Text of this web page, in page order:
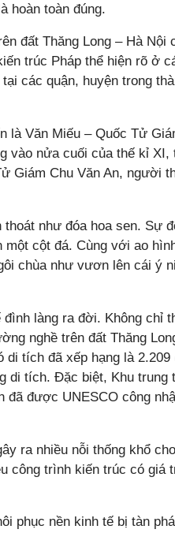
hoàn toàn đúng.
đất Thăng Long – Hà Nội
trúc Pháp thể hiện rõ ở
các quận, huyện trong
là Văn Miếu – Quốc Tử
vào nửa cuối của thế kỉ XI,
Giám Chu Văn An, người
như đóa hoa sen. Sự
cột đá. Cùng với ao
chùa như vươn lên cái ý
làng ra đời. Không chỉ
nghề trên đất Thăng
tích đã xếp hạng là 2.209
di tích. Đặc biệt, Khu trung
đã được UNESCO công
ra nhiều nỗi thống khổ
công trình kiến trúc có giá
phục nền kinh tế bị tàn